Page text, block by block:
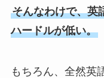
そんなわけで、英
ハードルが低い。
もちろん、全然英